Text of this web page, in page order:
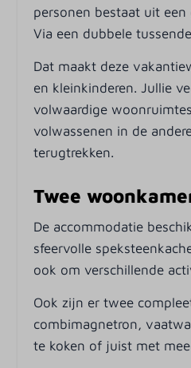
Keukengerei
Bestek
Verwarming &
Verkoeling
Vloerverwarming
Wasmachine
Droger
personen bestaat uit
Via een dubbele
Dat maakt deze
en kleinkinderen. Jullie
volwaardige
volwassenen in de
terugtrekken.
Twee
De accommodatie
sfeervolle
ook om verschillende
Ook zijn er twee
combimagnetron,
te koken of juist met